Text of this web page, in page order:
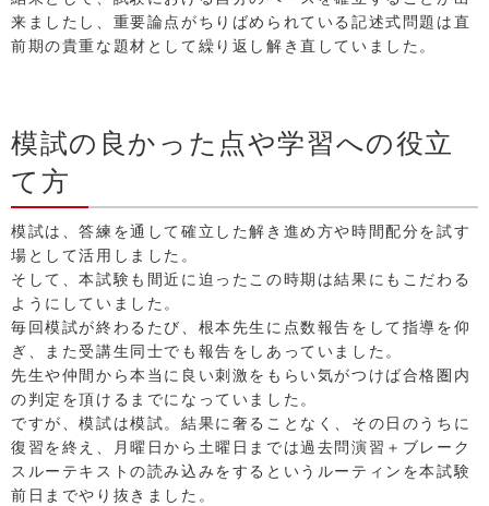
来ましたし、重要論点がちりばめられている記述式問題は直
前期の貴重な題材として繰り返し解き直していました。
模試の良かった点や学習への役立
て方
模試は、答練を通して確立した解き進め方や時間配分を試す
場として活用しました。
そして、本試験も間近に迫ったこの時期は結果にもこだわる
ようにしていました。
毎回模試が終わるたび、根本先生に点数報告をして指導を仰
ぎ、また受講生同士でも報告をしあっていました。
先生や仲間から本当に良い刺激をもらい気がつけば合格圏内
の判定を頂けるまでになっていました。
ですが、模試は模試。結果に奢ることなく、その日のうちに
復習を終え、月曜日から土曜日までは過去問演習＋ブレーク
スルーテキストの読み込みをするというルーティンを本試験
前日までやり抜きました。